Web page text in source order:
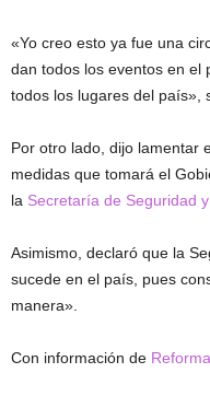
«Yo creo esto ya fue una
dan todos los eventos en el
todos los lugares del país»,
Por otro lado, dijo lamentar
medidas que tomará el
la Secretaría de Seguridad
Asimismo, declaró que la
sucede en el país, pues
manera».
Con información de Reforma